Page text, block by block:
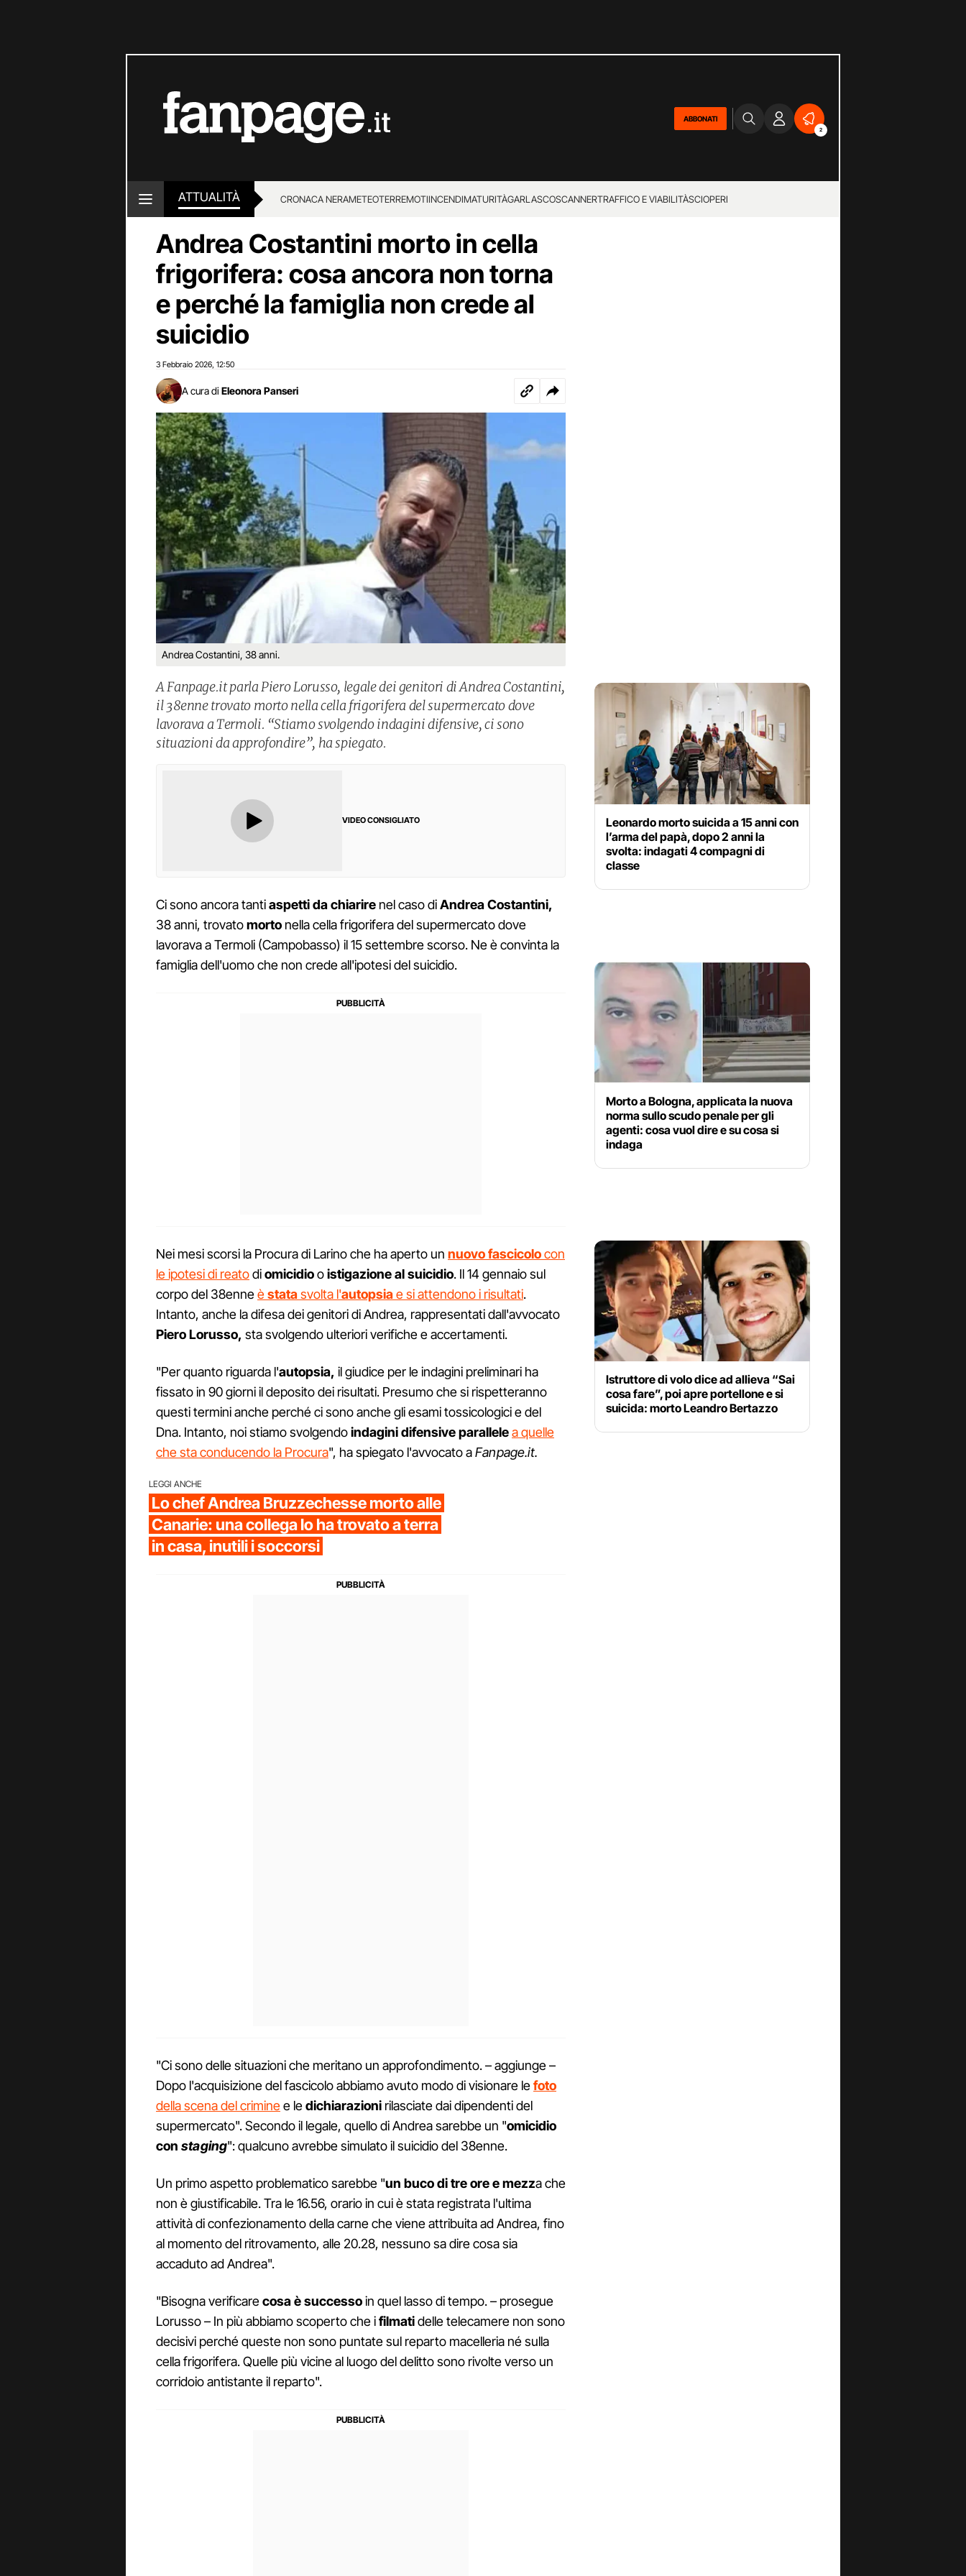
ABBONATI
2
ATTUALITÀ CRONACA NERAMETEOTERREMOTIINCENDIMATURITÀGARLASCOSCANNERTRAFFICO E VIABILITÀSCIOPERI
LOTTO E SUPERENALOTTO
Andrea Costantini morto in cella
frigorifera: cosa ancora non torna
e perché la famiglia non crede al
suicidio
3 Febbraio 2026 12:50
A cura di Eleonora Panseri
Andrea Costantini, 38 anni.
A Fanpage.it parla Piero Lorusso, legale dei genitori di Andrea Costantini,
il 38enne trovato morto nella cella frigorifera del supermercato dove
lavorava a Termoli. “Stiamo svolgendo indagini difensive, ci sono
situazioni da approfondire”, ha spiegato.
VIDEO CONSIGLIATO
Ci sono ancora tantiaspetti da chiarire nel caso diAndrea Costantini,
38 anni, trovatomorto nella cella frigorifera del supermercato dove
lavorava a Termoli (Campobasso) il 15 settembre scorso. Ne è convinta la
famiglia dell'uomo che non crede all'ipotesi del suicidio.
Nei mesi scorsi la Procura di Larino che ha aperto un nuovo fascicolocon
le ipotesi di reatodiomicidiooistigazione al suicidio. Il 14 gennaio sul
corpo del 38enneèstatasvolta l'autopsiae si attendono i risultati.
Intanto, anche la difesa dei genitori di Andrea, rappresentati dall'avvocato
Piero Lorusso, sta svolgendo ulteriori verifiche e accertamenti.
"Per quanto riguarda l'autopsia, il giudice per le indagini preliminari ha
fissato in 90 giorni il deposito dei risultati. Presumo che si rispetteranno
questi termini anche perché ci sono anche gli esami tossicologici e del
Dna. Intanto, noi stiamo svolgendoindagini difensive parallelea quelle
che sta conducendo la Procura", ha spiegato l'avvocato aFanpage.it.
LEGGI ANCHE
Lo chef Andrea Bruzzechesse morto alle
Canarie: una collega lo ha trovato a terra
in casa, inutili i soccorsi
"Ci sono delle situazioni che meritano un approfondimento. – aggiunge –
Dopo l'acquisizione del fascicolo abbiamo avuto modo di visionare lefoto
della scena del criminee ledichiarazioni rilasciate dai dipendenti del
supermercato". Secondo il legale, quello di Andrea sarebbe un "omicidio
con staging": qualcuno avrebbe simulato il suicidio del 38enne.
Un primo aspetto problematico sarebbe "un buco di tre ore e mezza che
non è giustificabile. Tra le 16.56, orario in cui è stata registrata l'ultima
attività di confezionamento della carne che viene attribuita ad Andrea, fino
al momento del ritrovamento, alle 20.28, nessuno sa dire cosa sia
accaduto ad Andrea".
"Bisogna verificarecosa è successoin quel lasso di tempo. – prosegue
Lorusso – In più abbiamo scoperto che ifilmatidelle telecamere non sono
decisivi perché queste non sono puntate sul reparto macelleria né sulla
cella frigorifera. Quelle più vicine al luogo del delitto sono rivolte verso un
corridoio antistante il reparto".
Leonardo morto suicida a 15 anni con
l’arma del papà, dopo 2 anni la
svolta: indagati 4 compagni di
classe
Morto a Bologna, applicata la nuova
norma sullo scudo penale per gli
agenti: cosa vuol dire e su cosa si
indaga
Istruttore di volo dice ad allieva “Sai
cosa fare”, poi apre portellone e si
suicida: morto Leandro Bertazzo